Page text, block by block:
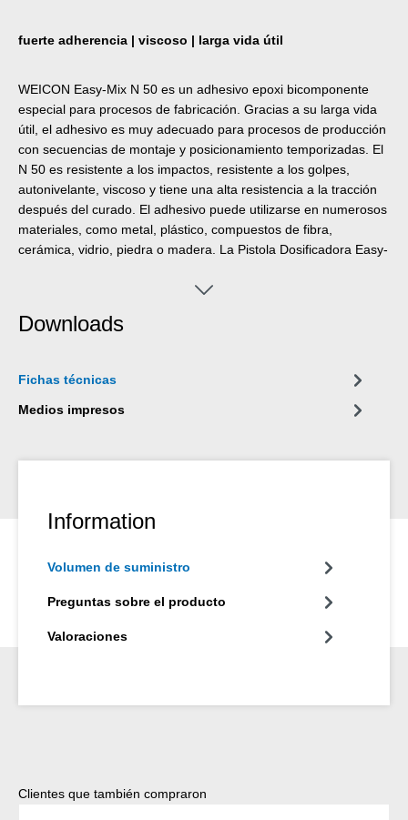
fuerte adherencia | viscoso | larga vida útil
WEICON Easy-Mix N 50 es un adhesivo epoxi bicomponente
especial para procesos de fabricación. Gracias a su larga vida
útil, el adhesivo es muy adecuado para procesos de producción
con secuencias de montaje y posicionamiento temporizadas. El
N 50 es resistente a los impactos, resistente a los golpes,
autonivelante, viscoso y tiene una alta resistencia a la tracción
después del curado. El adhesivo puede utilizarse en numerosos
materiales, como metal, plástico, compuestos de fibra,
cerámica, vidrio, piedra o madera. La Pistola Dosificadora Easy-
productos Easy-Mix en formatos de 50 ml.
Downloads
Fichas técnicas
Medios impresos
Information
Volumen de suministro
Preguntas sobre el producto
Valoraciones
Omitir la galería de productos
Clientes que también compraron